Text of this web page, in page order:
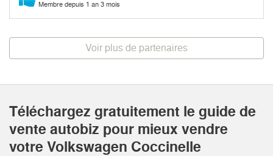
Membre depuis 1 an 3 mois
Voir plus de partenaires
Téléchargez gratuitement le guide de
vente autobiz pour mieux vendre
votre Volkswagen Coccinelle